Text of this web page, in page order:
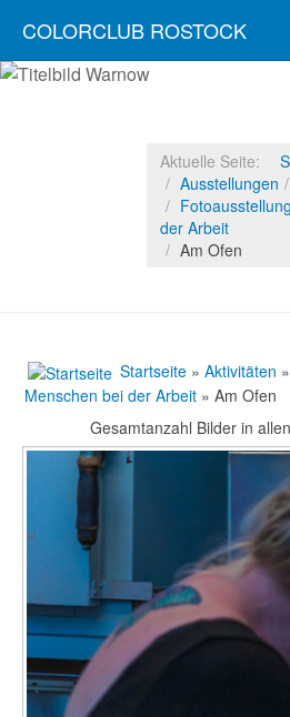
COLORCLUB ROSTOCK
Aktuelle Seite:
Ausstellungen
der Arbeit
Am Ofen
Startseite » Aktivitäten »
Menschen bei der Arbeit » Am Ofen
Gesamtanzahl Bilder in